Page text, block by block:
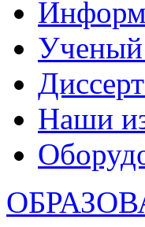
Ученый
Наши